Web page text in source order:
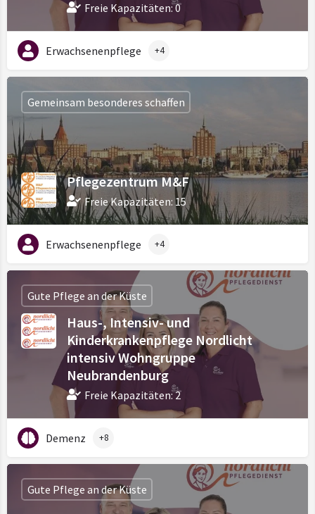
Freie Kapazitäten: 0
Erwachsenenpflege +4
Pflegezentrum M&F
Freie Kapazitäten: 15
Gemeinsam besonderes schaffen
Erwachsenenpflege +4
Haus-, Intensiv- und
Kinderkrankenpflege Nordlicht
intensiv Wohngruppe
Neubrandenburg
Freie Kapazitäten: 2
Gute Pflege an der Küste
Demenz +8
Gute Pflege an der Küste